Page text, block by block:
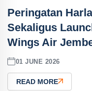
Peringatan
Sekaligus
Wings Air
01 JUNE 2026
READ MORE